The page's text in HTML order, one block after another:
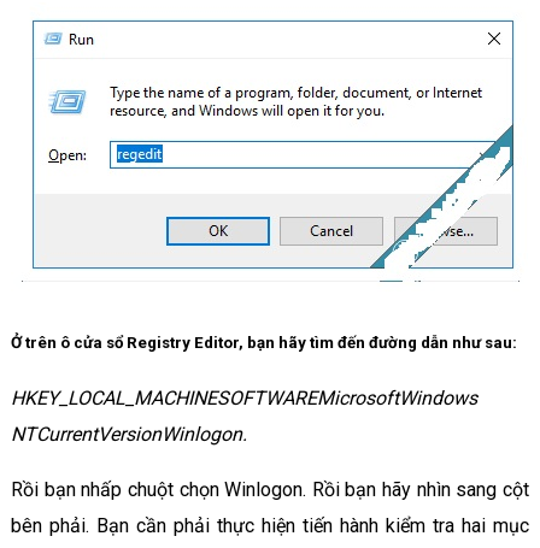
Ở trên ô cửa sổ Registry Editor, bạn hãy tìm đến đường dẫn như sau:
HKEY_LOCAL_MACHINESOFTWAREMicrosoftWindows
NTCurrentVersionWinlogon.
Rồi bạn nhấp chuột chọn Winlogon. Rồi bạn hãy nhìn sang cột
bên phải. Bạn cần phải thực hiện tiến hành kiểm tra hai mục